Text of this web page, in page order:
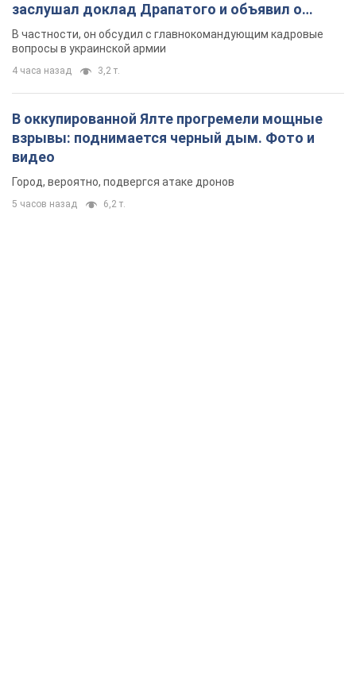
заслушал доклад Драпатого и объявил о
новых мерах
В частности, он обсудил с главнокомандующим кадровые
вопросы в украинской армии
4 часа назад 3,2 т.
В оккупированной Ялте прогремели мощные
взрывы: поднимается черный дым. Фото и
видео
Город, вероятно, подвергся атаке дронов
5 часов назад 6,2 т.